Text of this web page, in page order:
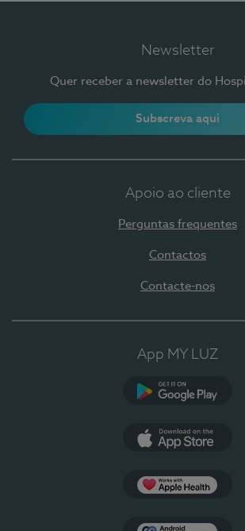
Newsletter
Quer receber a newsletter do
Subscreva aqui
Apoio ao cliente
Perguntas frequentes
Contactos
Contacte-nos
App MY LUZ